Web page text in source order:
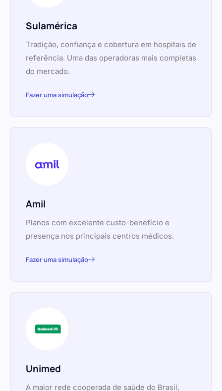
Sulamérica
Tradição, confiança e cobertura em hospitais de
referência. Uma das operadoras mais completas
do mercado.
Fazer uma simulação
Amil
Planos com excelente custo-benefício e
presença nos principais centros médicos.
Fazer uma simulação
Unimed
A maior rede cooperada de saúde do Brasil,